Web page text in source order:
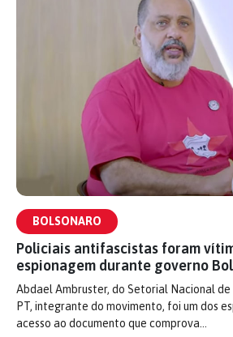
BOLSONARO
Policiais antifascistas foram
espionagem durante governo
Abdael Ambruster, do Setorial Nacional de
PT, integrante do movimento, foi um dos
acesso ao documento que comprova…